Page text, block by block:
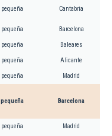
pequeña Cantabria
pequeña Barcelona
pequeña Baleares
pequeña Alicante
pequeña Madrid
pequeña Barcelona
pequeña Madrid